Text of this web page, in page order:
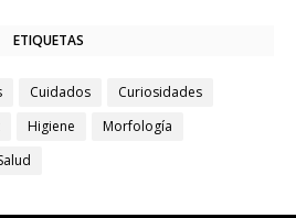
ETIQUETAS
Cuidados
Curiosidades
Higiene
Morfología